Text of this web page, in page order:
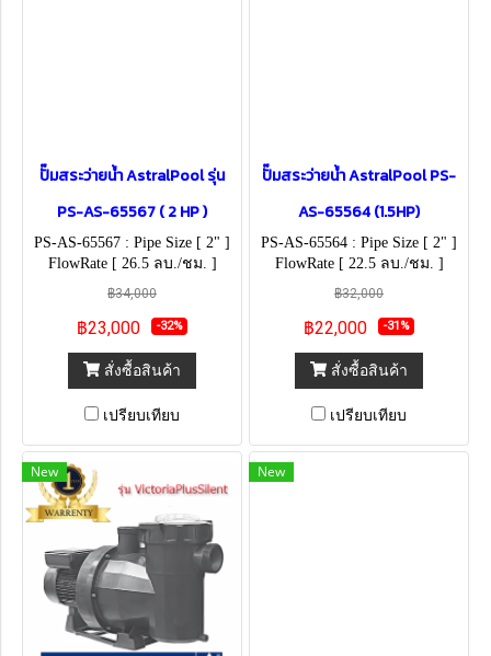
ปั๊มสระว่ายน้ำ AstralPool รุ่น
PS-AS-65567 ( 2 HP )
PS-AS-65567 : Pipe Size [ 2" ]
FlowRate [ 26.5 ลบ./ชม. ]
(230V)
฿34,000
฿23,000 -32%
สั่งซื้อสินค้า
เปรียบเทียบ
ปั๊มสระว่ายน้ำ AstralPool PS-
AS-65564 (1.5HP)
PS-AS-65564 : Pipe Size [ 2" ]
FlowRate [ 22.5 ลบ./ชม. ]
฿32,000
฿22,000 -31%
สั่งซื้อสินค้า
เปรียบเทียบ
New New